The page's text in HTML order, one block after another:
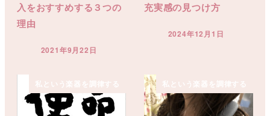
入をおすすめする３つの
理由
投稿日
2021年9月22日
充実感の見つけ方
投稿日
2024年12月1日
私という楽器を調律する 私という楽器を調律する